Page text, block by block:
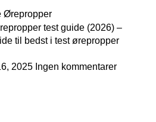
test guide (2026) –
til bedst i test ørepropper
2025 Ingen kommentarer